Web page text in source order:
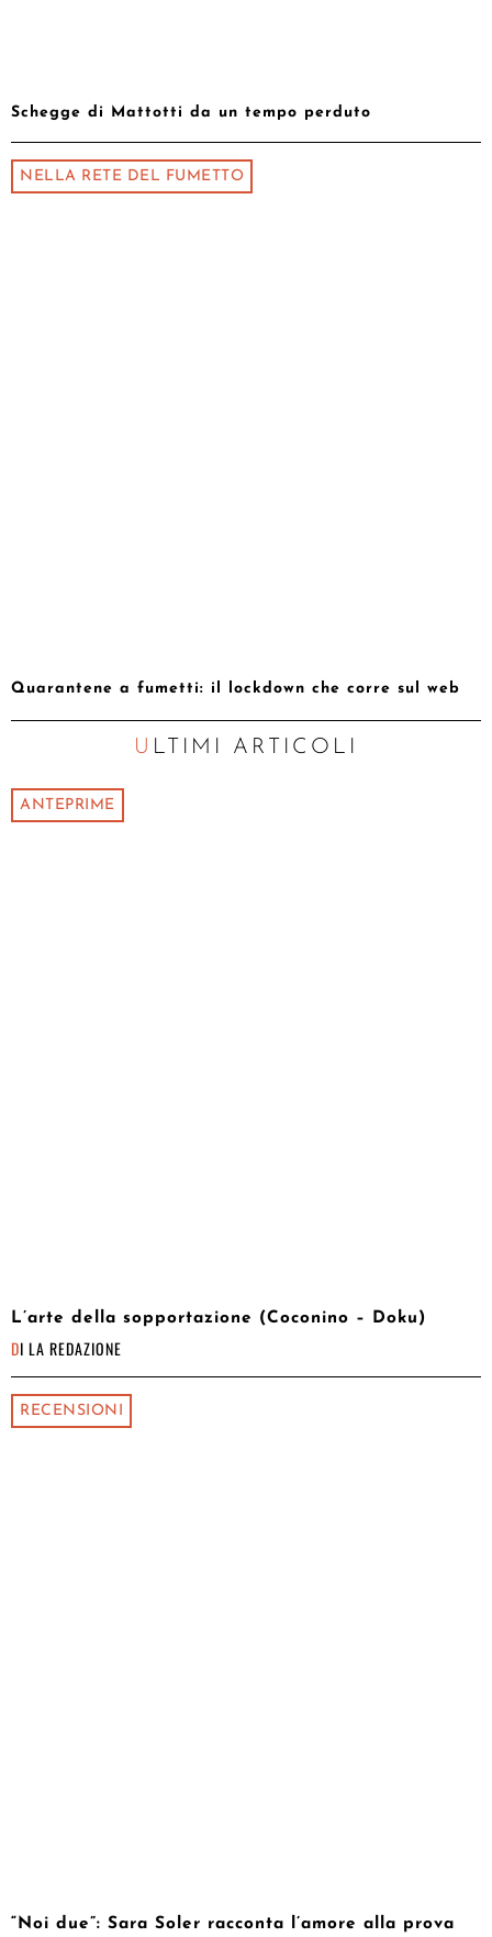
Schegge di Mattotti da un tempo perduto
NELLA RETE DEL FUMETTO
Quarantene a fumetti: il lockdown che corre sul web
ULTIMI ARTICOLI
ANTEPRIME
L’arte della sopportazione (Coconino – Doku)
DI LA REDAZIONE
RECENSIONI
“Noi due”: Sara Soler racconta l’amore alla prova